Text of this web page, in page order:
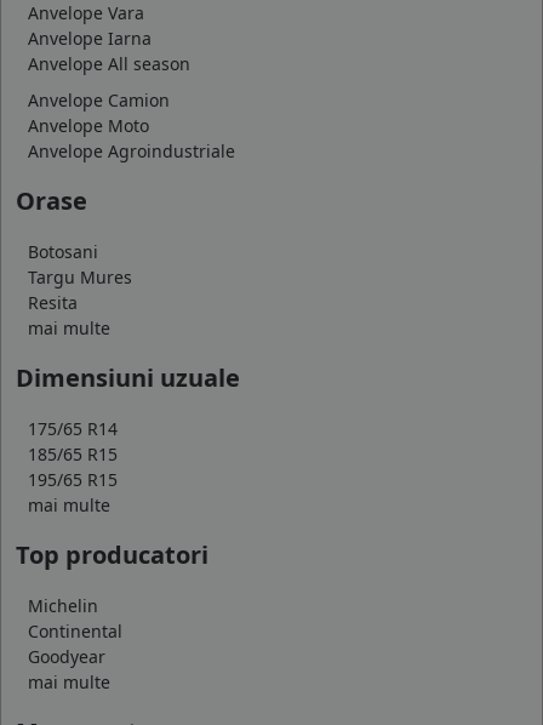
Anvelope Vara
Anvelope Iarna
Anvelope All season
Anvelope Camion
Anvelope Moto
Anvelope Agroindustriale
Orase
Botosani
Targu Mures
Resita
mai multe
Dimensiuni uzuale
175/65 R14
185/65 R15
195/65 R15
mai multe
Top producatori
Michelin
Continental
Goodyear
mai multe